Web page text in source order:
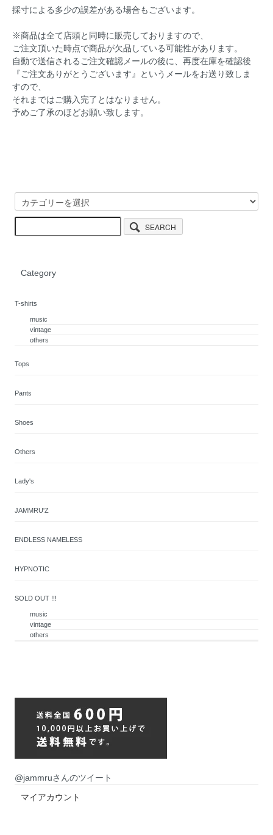
採寸による多少の誤差がある場合もございます。
※商品は全て店頭と同時に販売しておりますので、
ご注文頂いた時点で商品が欠品している可能性があります。
自動で送信されるご注文確認メールの後に、再度在庫を確認後
『ご注文ありがとうございます』というメールをお送り致しま
すので、
それまではご購入完了とはなりません。
予めご了承のほどお願い致します。
SEARCH
Category
T-shirts
music
vintage
others
Tops
Pants
Shoes
Others
Lady's
JAMMRU'Z
ENDLESS NAMELESS
HYPNOTIC
SOLD OUT !!!
music
vintage
others
@jammruさんのツイート
マイアカウント